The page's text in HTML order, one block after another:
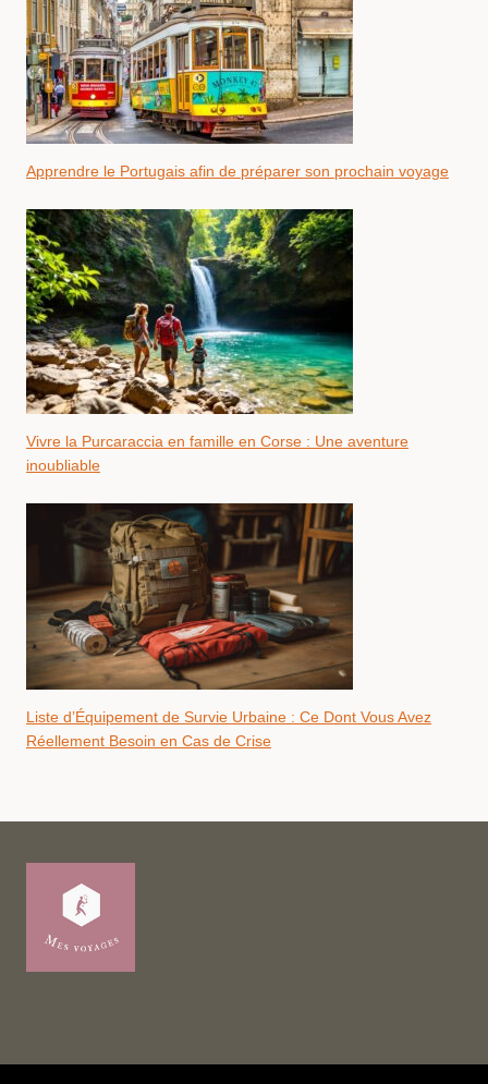
Apprendre le Portugais afin de préparer son prochain voyage
Vivre la Purcaraccia en famille en Corse : Une aventure
inoubliable
Liste d’Équipement de Survie Urbaine : Ce Dont Vous Avez
Réellement Besoin en Cas de Crise